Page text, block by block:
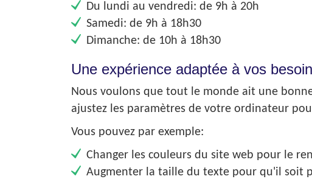
Du lundi au vendredi: de 9h à 20h
Samedi: de 9h à 18h30
Dimanche: de 10h à 18h30
Une expérience adaptée à vos
Nous voulons que tout le monde ait une
ajustez les paramètres de votre ordinateur
Vous pouvez par exemple:
Changer les couleurs du site web pour le
Augmenter la taille du texte pour qu'il soit